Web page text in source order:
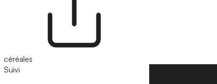
céréales
Suivi